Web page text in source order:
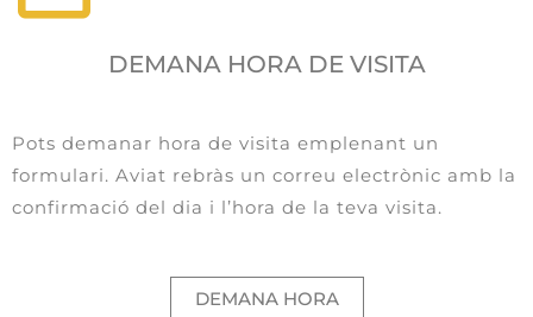
DEMANA HORA DE VISITA
Pots demanar hora de visita emplenant un
formulari. Aviat rebràs un correu electrònic amb la
confirmació del dia i l’hora de la teva visita.
DEMANA HORA